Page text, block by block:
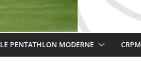
LE PENTATHLON MODERNE